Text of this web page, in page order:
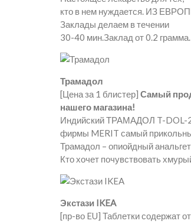
кто в нем нуждается. ИЗ
Заклады делаем в течении
30-40 мин.Заклад от 0.2 грамма.
Трамадол
[Цена за 1 блистер] Самый
нашего магазина!
Индийский ТРАМАДОЛ T-DOL-
фирмы MERIT самый
Трамадол – опиойдный
Кто хочет почувствовать
Экстази IKEA
[пр-во EU] Таблетки содержат